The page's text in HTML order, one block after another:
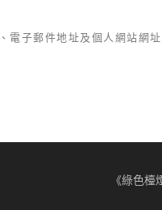
電子郵件地址及個人網站網
《綠色